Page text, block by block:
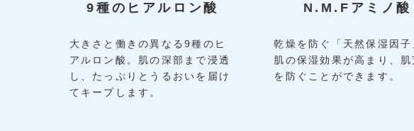
9種のヒアルロン酸
大きさと働きの異なる9種のヒ
アルロン酸。肌の深部まで浸透
し、たっぷりとうるおいを届け
てキープします。
N.M.Fアミノ酸
乾燥を防ぐ「天然保湿因
肌の保湿効果が高まり、
を防ぐことができます。